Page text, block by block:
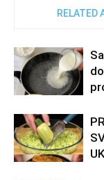
RELATED